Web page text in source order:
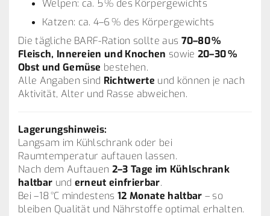
Welpen: ca. 5 % des Körpergewichts
Katzen: ca. 4–6 % des Körpergewichts
Die tägliche BARF-Ration sollte aus 70–80 %
Fleisch, Innereien und Knochen sowie 20–30 %
Obst und Gemüse bestehen.
Alle Angaben sind Richtwerte und können je nach
Aktivität, Alter und Rasse abweichen.
Lagerungshinweis:
Langsam im Kühlschrank oder bei
Raumtemperatur auftauen lassen.
Nach dem Auftauen 2–3 Tage im Kühlschrank
haltbar und erneut einfrierbar.
Bei –18 °C mindestens12 Monate haltbar – so
bleiben Qualität und Nährstoffe optimal erhalten.